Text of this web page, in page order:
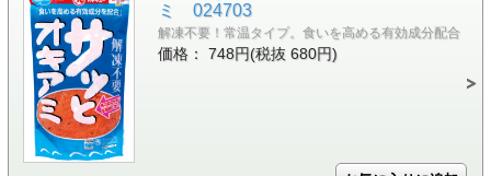
ミ 024703
解凍不要！常温タイプ。食いを高める有効成分配合
価格： 748円(税抜 680円)